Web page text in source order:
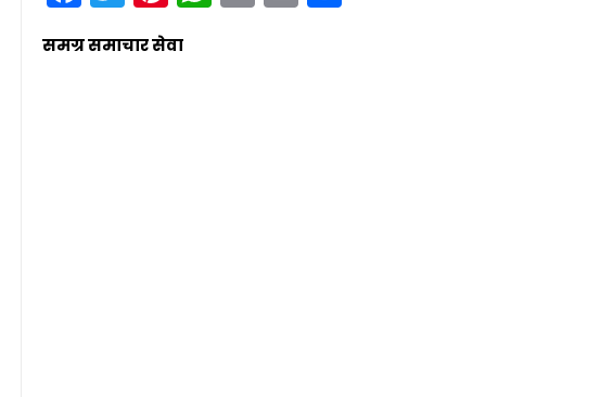
समग्र समाचार सेवा